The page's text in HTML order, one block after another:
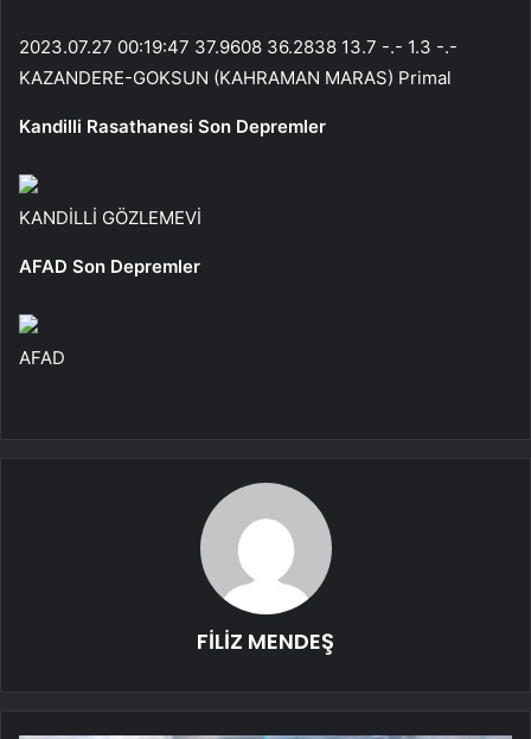
2023.07.27 00:19:47 37.9608 36.2838 13.7 -.- 1.3 -.-
KAZANDERE-GOKSUN (KAHRAMAN MARAS) Primal
Kandilli Rasathanesi Son Depremler
KANDİLLİ GÖZLEMEVİ
AFAD Son Depremler
AFAD
FİLİZ MENDEŞ